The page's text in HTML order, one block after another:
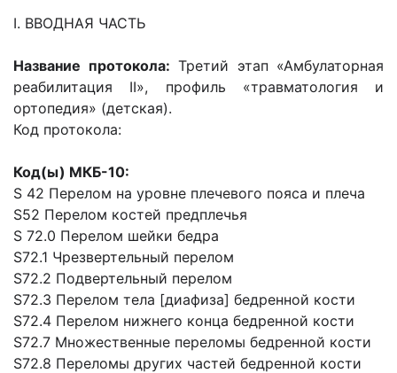
I. ВВОДНАЯ ЧАСТЬ
Название протокола: Третий этап «Амбулаторная
реабилитация II», профиль «травматология и
ортопедия» (детская).
Код протокола:
Код(ы) МКБ-10:
S 42 Перелом на уровне плечевого пояса и плеча
S52 Перелом костей предплечья
S 72.0 Перелом шейки бедра
S72.1 Чрезвертельный перелом
S72.2 Подвертельный перелом
S72.3 Перелом тела [диафиза] бедренной кости
S72.4 Перелом нижнего конца бедренной кости
S72.7 Множественные переломы бедренной кости
S72.8 Переломы других частей бедренной кости